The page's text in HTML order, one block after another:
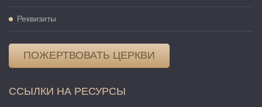
Реквизиты
ПОЖЕРТВОВАТЬ ЦЕРКВИ
ССЫЛКИ НА РЕСУРСЫ